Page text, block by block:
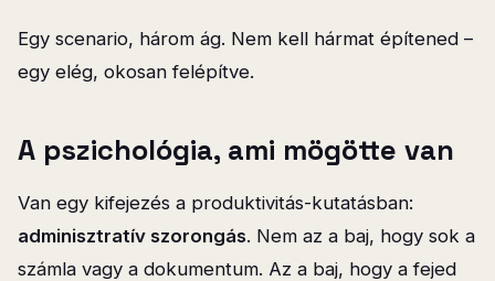
Egy scenario, három ág. Nem kell hármat építened –
egy elég, okosan felépítve.
A pszichológia, ami mögötte van
Van egy kifejezés a produktivitás-kutatásban:
adminisztratív szorongás. Nem az a baj, hogy sok a
számla vagy a dokumentum. Az a baj, hogy a fejed